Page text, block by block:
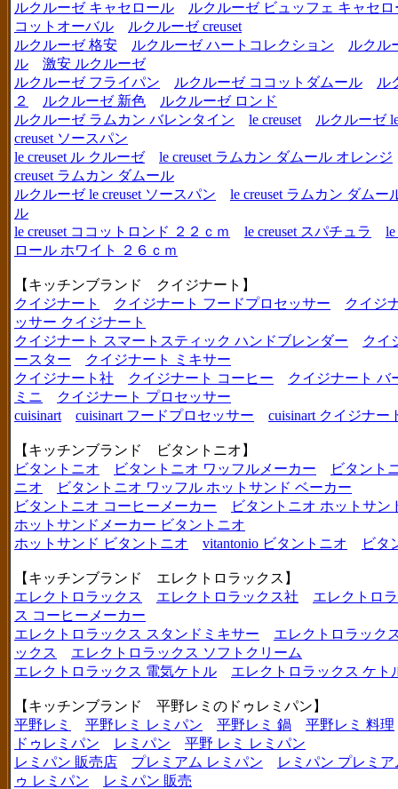
ルクルーゼ キャセロール
ルクルーゼ ビュッフェ キャセロ
コットオーバル
ルクルーゼ creuset
ルクルーゼ 格安
ルクルーゼ ハートコレクション
ルクル
ル
激安 ルクルーゼ
ルクルーゼ フライパン
ルクルーゼ ココットダムール
ル
２
ルクルーゼ 新色
ルクルーゼ ロンド
ルクルーゼ ラムカン バレンタイン
le creuset
ルクルーゼ
creuset ソースパン
le creuset ル クルーゼ
le creuset ラムカン ダムール オレンジ
creuset ラムカン ダムール
ルクルーゼ le creuset ソースパン
le creuset ラムカン ダム
ル
le creuset ココットロンド ２２ｃｍ
le creuset スパチュラ
le
ロール ホワイト ２６ｃｍ
【キッチンブランド クイジナート】
クイジナート
クイジナート フードプロセッサー
クイジ
ッサー クイジナート
クイジナート スマートスティック ハンドブレンダー
クイ
ースター
クイジナート ミキサー
クイジナート社
クイジナート コーヒー
クイジナート バ
ミニ
クイジナート プロセッサー
cuisinart
cuisinart フードプロセッサー cuisinart クイジナー
【キッチンブランド ビタントニオ】
ビタントニオ
ビタントニオ ワッフルメーカー
ビタント
ニオ
ビタントニオ ワッフル ホットサンド ベーカー
ビタントニオ コーヒーメーカー
ビタントニオ ホットサン
ホットサンドメーカー ビタントニオ
ホットサンド ビタントニオ
vitantonio ビタントニオ ビタ
【キッチンブランド エレクトロラックス】
エレクトロラックス
エレクトロラックス社
エレクトロ
ス コーヒーメーカー
エレクトロラックス スタンドミキサー
エレクトロラック
ックス
エレクトロラックス ソフトクリーム
エレクトロラックス 電気ケトル
エレクトロラックス ケト
【キッチンブランド 平野レミのドゥレミパン】
平野レミ
平野レミ レミパン 平野レミ 鍋
平野レミ 料理
ドゥレミパン
レミパン
平野 レミ レミパン
レミパン 販売店
プレミアム レミパン
レミパン プレミア
ゥ レミパン
レミパン 販売